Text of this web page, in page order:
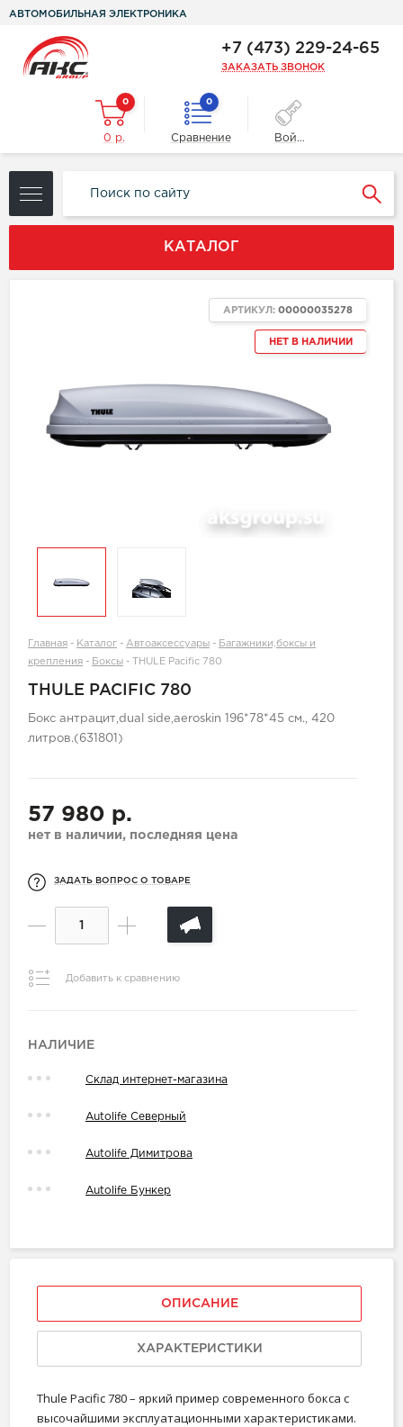
АВТОМОБИЛЬНАЯ ЭЛЕКТРОНИКА
+7 (473) 229-24-65
ЗАКАЗАТЬ ЗВОНОК
0
0 р.
0
Сравнение Войти
КАТАЛОГ
НЕТ В НАЛИЧИИ
АРТИКУЛ: 00000035278
Главная - Каталог - Автоаксессуары - Багажники,боксы и
крепления - Боксы - THULE Pacific 780
THULE PACIFIC 780
Бокс антрацит,dual side,aeroskin 196*78*45 см., 420
литров.(631801)
57 980 р.
нет в наличии, последняя цена
ЗАДАТЬ ВОПРОС О ТОВАРЕ
Добавить к сравнению
НАЛИЧИЕ
Склад интернет-магазина
Autolife Северный
Autolife Димитрова
Autolife Бункер
ОПИСАНИЕ
ХАРАКТЕРИСТИКИ
Thule Pacific 780 – яркий пример современного бокса с
высочайшими эксплуатационными характеристиками.